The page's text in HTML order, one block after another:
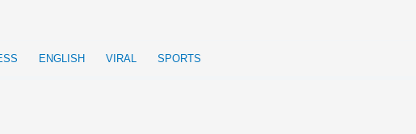
ENGLISH VIRAL SPORTS